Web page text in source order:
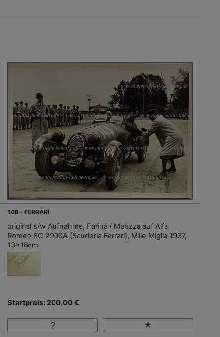
148 - FERRARI
original s/w Aufnahme, Farina / Meazza auf Alfa
Romeo 8C 2900A (Scuderia Ferrari), Mille Miglia 1937,
13x18cm
Startpreis: 200,00 €